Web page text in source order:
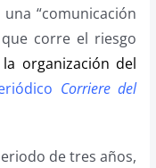
“comunicación
corre el riesgo
organización del
Corriere del
de tres años,